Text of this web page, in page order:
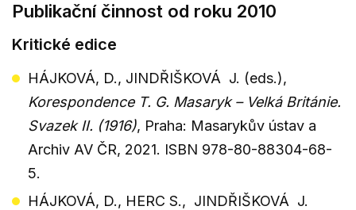
Publikační činnost od roku 2010
Kritické edice
HÁJKOVÁ, D., JINDŘIŠKOVÁ J. (eds.),
Korespondence T. G. Masaryk – Velká Británie.
Svazek II. (1916), Praha: Masarykův ústav a
Archiv AV ČR, 2021. ISBN 978-80-88304-68-
5.
HÁJKOVÁ, D., HERC S., JINDŘIŠKOVÁ J.